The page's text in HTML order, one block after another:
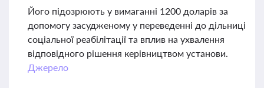
Його підозрюють у вимаганні 1200 доларів за
допомогу засудженому у переведенні до дільниці
соціальної реабілітації та вплив на ухвалення
відповідного рішення керівництвом установи.
Джерело